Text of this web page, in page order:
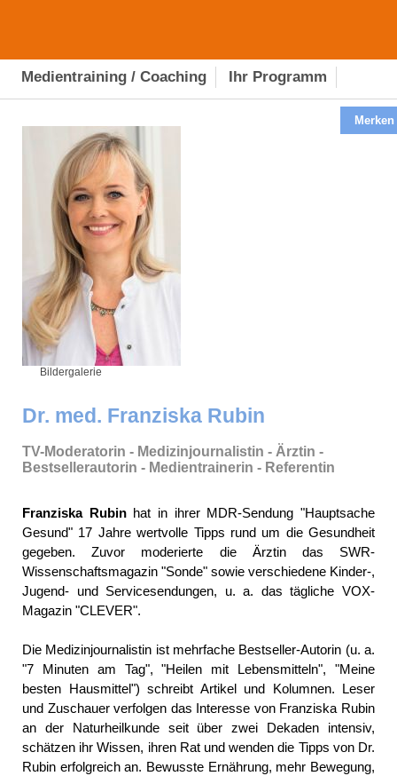
Medientraining / Coaching Ihr Programm
Bildergalerie
Bildergalerie
Dr. med. Franziska Rubin
Merken
TV-Moderatorin - Medizinjournalistin - Ärztin -
Bestsellerautorin - Medientrainerin - Referentin
Franziska Rubinhat in ihrer MDR-Sendung "Hauptsache
Gesund" 17 Jahre wertvolle Tipps rund um die Gesundheit
gegeben. Zuvor moderierte die Ärztin das SWR-
Wissenschaftsmagazin "Sonde" sowie verschiedene Kinder-,
Jugend- und Servicesendungen, u. a. das tägliche VOX-
Magazin "CLEVER".
Die Medizinjournalistin ist mehrfache Bestseller-Autorin (u. a.
"7 Minuten am Tag", "Heilen mit Lebensmitteln", "Meine
besten Hausmittel") schreibt Artikel und Kolumnen. Leser
und Zuschauer verfolgen das Interesse von Franziska Rubin
an der Naturheilkunde seit über zwei Dekaden intensiv,
schätzen ihr Wissen, ihren Rat und wenden die Tipps von Dr.
Rubin erfolgreich an. Bewusste Ernährung, mehr Bewegung,